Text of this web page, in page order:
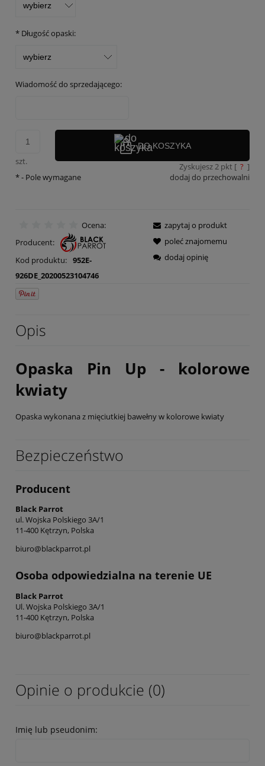
* Długość opaski:
Wiadomość do sprzedającego:
szt.
DO KOSZYKA
Zyskujesz2pkt [ ? ]
dodaj do przechowalni
*- Pole wymagane
Ocena:
Producent:
Kod produktu: 952E-
926DE_20200523104746
zapytaj o produkt
poleć znajomemu
dodaj opinię
Opis
Opaska Pin Up - kolorowe
kwiaty
Opaska wykonana z mięciutkiej bawełny w kolorowe kwiaty
Bezpieczeństwo
Producent
Black Parrot
ul. Wojska Polskiego 3A/1
11-400 Kętrzyn, Polska
biuro@blackparrot.pl
Osoba odpowiedzialna na terenie UE
Black Parrot
Ul. Wojska Polskiego 3A/1
11-400 Kętrzyn, Polska
biuro@blackparrot.pl
Opinie o produkcie (0)
Imię lub pseudonim: